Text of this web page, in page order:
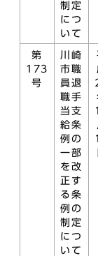
制定
につ
いて
第
173
号
川崎
市職
員退
職手
当支
給条
例の
一部
を改
正す
る条
例の
制定
につ
いて